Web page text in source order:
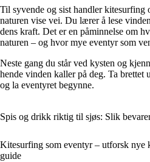
Til syvende og sist handler kitesurfing
naturen vise vei. Du lærer å lese
dens kraft. Det er en påminnelse om
naturen – og hvor mye eventyr som
Neste gang du står ved kysten og
hende vinden kaller på deg. Ta brettet
og la eventyret begynne.
Spis og drikk riktig til sjøs: Slik
Kitesurfing som eventyr – utforsk nye
guide